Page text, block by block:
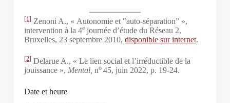
[1]Zenoni A., « Autonomie et ‟auto-séparation” »,
intervention à la 4ejournée d’étude du Réseau 2,
Bruxelles, 23 septembre 2010, disponible sur internet.
[2]Delarue A., « Le lien social et l’irréductible de la
jouissance », Mental, no 45, juin 2022, p. 19-24.
Date et heure